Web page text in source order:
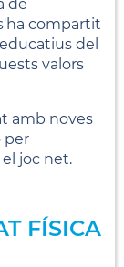
de
compartit
del
valors
amb noves
per
joc net.
FÍSICA